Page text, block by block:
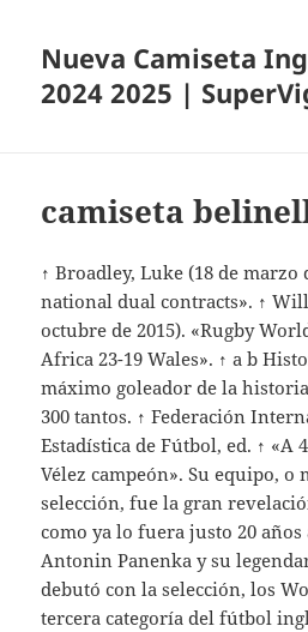
Nueva Camiseta
2024 2025 |
camiseta
↑ Broadley, Luke (18 de marzo
national dual contracts». ↑
octubre de 2015). «Rugby
Africa 23-19 Wales». ↑ a b
máximo goleador de la
300 tantos. ↑ Federación
Estadística de Fútbol, ed. ↑ «A
Vélez campeón». Su equipo, o
selección, fue la gran
como ya lo fuera justo 20 años
Antonin Panenka y su
debutó con la selección, los
tercera categoría del fútbol